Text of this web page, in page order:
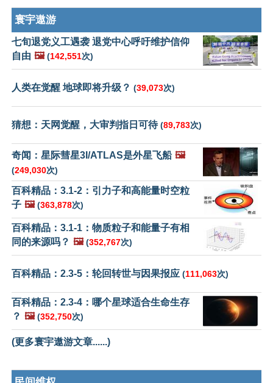
寰宇遨游
七旬退党义工遇袭 退党中心呼吁维护信仰
自由 🖼️ (142,551次)
人类在觉醒 地球即将升级？ (39,073次)
猜想：天网觉醒，大审判指日可待(89,783次)
奇闻：星际彗星3I/ATLAS是外星飞船 🖼️
(249,030次)
百科精品：3.1-2：引力子和高能量时空粒
子 🖼️ (363,878次)
百科精品：3.1-1：物质粒子和能量子有相
同的来源吗？ 🖼️ (352,767次)
百科精品：2.3-5：轮回转世与因果报应 (111,063次)
百科精品：2.3-4：哪个星球适合生命生存
？ 🖼️ (352,750次)
(更多寰宇遨游文章......)